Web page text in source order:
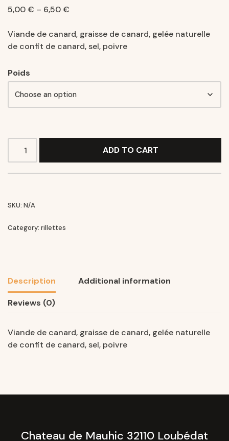
5,00€ – 6,50€
Viande de canard, graisse de canard, gelée naturelle
de confit de canard, sel, poivre
Poids
ADD TO CART
SKU: N/A
Category: rillettes
Description Additional information
Reviews (0)
Viande de canard, graisse de canard, gelée naturelle
de confit de canard, sel, poivre
Chateau de Mauhic 32110 Loubédat